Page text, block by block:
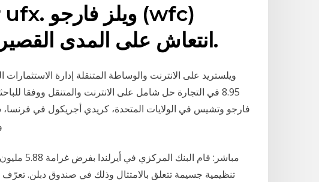
انتعاش على المدى القصير نحو مستوى 23.13.
ويلستريد على الانترنت والوساطة المتنقلة إدارة
8.95 في التجارة حل شامل على الانترنت والمتنقل ووفقا
فارجو وتشيس في الولايات المتحدة، كريدي أجريكول في فرنسا،
مباشر: قام
تنظيمية جسيمة تتعلق بالامتثال وذلك في صندوق دبلن. تعرّف